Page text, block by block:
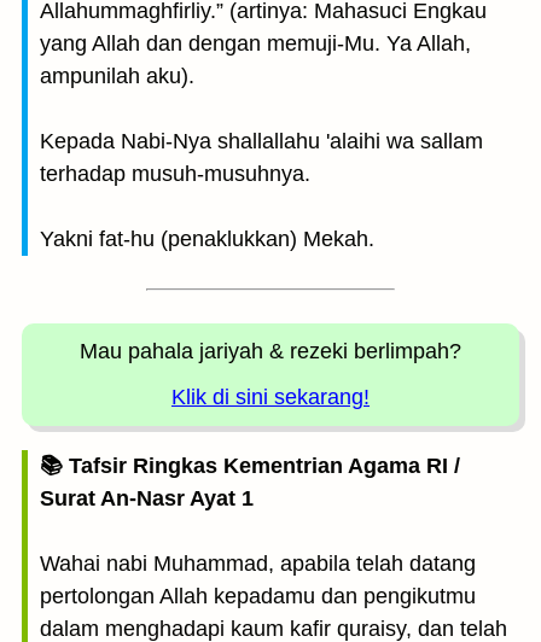
Allahummaghfirliy.” (artinya: Mahasuci Engkau
yang Allah dan dengan memuji-Mu. Ya Allah,
ampunilah aku).
Kepada Nabi-Nya shallallahu 'alaihi wa sallam
terhadap musuh-musuhnya.
Yakni fat-hu (penaklukkan) Mekah.
Mau pahala jariyah & rezeki berlimpah?
Klik di sini sekarang!
📚 Tafsir Ringkas Kementrian Agama RI /
Surat An-Nasr Ayat 1
Wahai nabi Muhammad, apabila telah datang
pertolongan Allah kepadamu dan pengikutmu
dalam menghadapi kaum kafir quraisy, dan telah